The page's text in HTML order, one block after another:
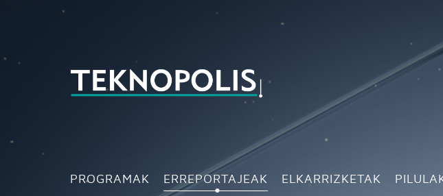
PROGRAMAK ERREPORTAJEAK ELKARRIZKETAK